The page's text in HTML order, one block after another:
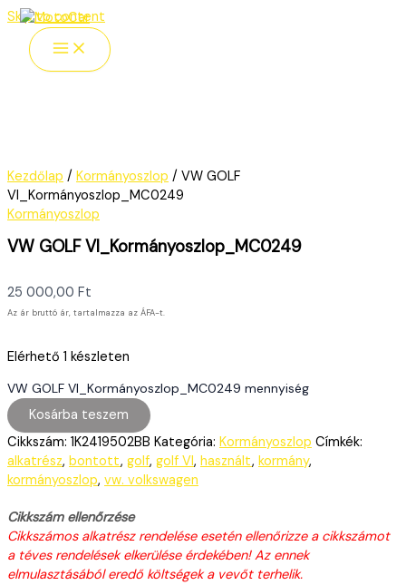
Skip to content
Kezdőlap / Kormányoszlop / VW GOLF
VI_Kormányoszlop_MC0249
Kormányoszlop
VW GOLF VI_Kormányoszlop_MC0249
25 000,00 Ft
Az ár bruttó ár, tartalmazza az ÁFA-t.
Elérhető 1 készleten
VW GOLF VI_Kormányoszlop_MC0249 mennyiség
Kosárba teszem
Cikkszám: 1K2419502BB Kategória: Kormányoszlop Címkék:
alkatrész, bontott, golf, golf VI, használt, kormány,
kormányoszlop, vw. volkswagen
Cikkszám ellenőrzése
Cikkszámos alkatrész rendelése esetén ellenőrizze a cikkszámot
a téves rendelések elkerülése érdekében! Az ennek
elmulasztásából eredő költségek a vevőt terhelik.